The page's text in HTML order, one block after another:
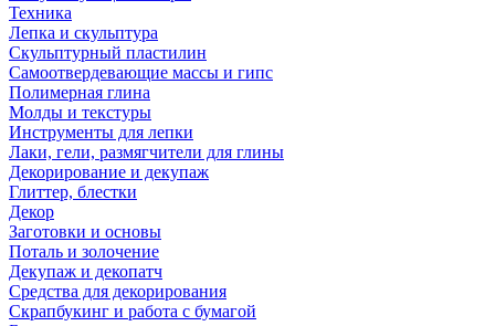
Техника
Лепка и скульптура
Скульптурный пластилин
Самоотвердевающие массы и гипс
Полимерная глина
Молды и текстуры
Инструменты для лепки
Лаки, гели, размягчители для глины
Декорирование и декупаж
Глиттер, блестки
Декор
Заготовки и основы
Поталь и золочение
Декупаж и декопатч
Средства для декорирования
Скрапбукинг и работа с бумагой